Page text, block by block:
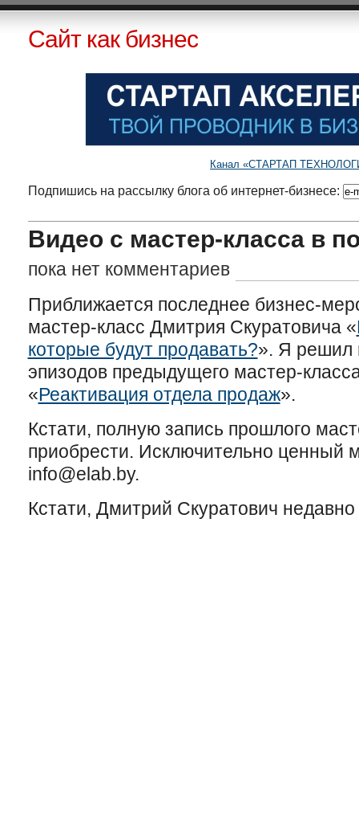
Сайт как бизнес
Канал «СТАРТАП
Подпишись на рассылку блога об интернет-бизнесе:
Видео с мастер-класса в
пока нет комментариев
Приближается последнее бизнес-
мастер-класс Дмитрия Скуратовича «
которые будут продавать?». Я решил
эпизодов предыдущего мастер-
«Реактивация отдела продаж».
Кстати, полную запись прошлого
приобрести. Исключительно ценный
info@elab.by.
Кстати, Дмитрий Скуратович